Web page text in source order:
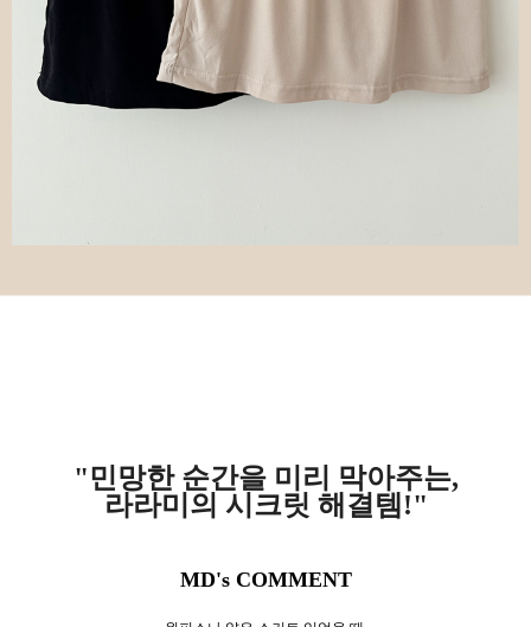
"민망한 순간을 미리 막아주는,
라라미의 시크릿 해결템!"
MD's COMMENT